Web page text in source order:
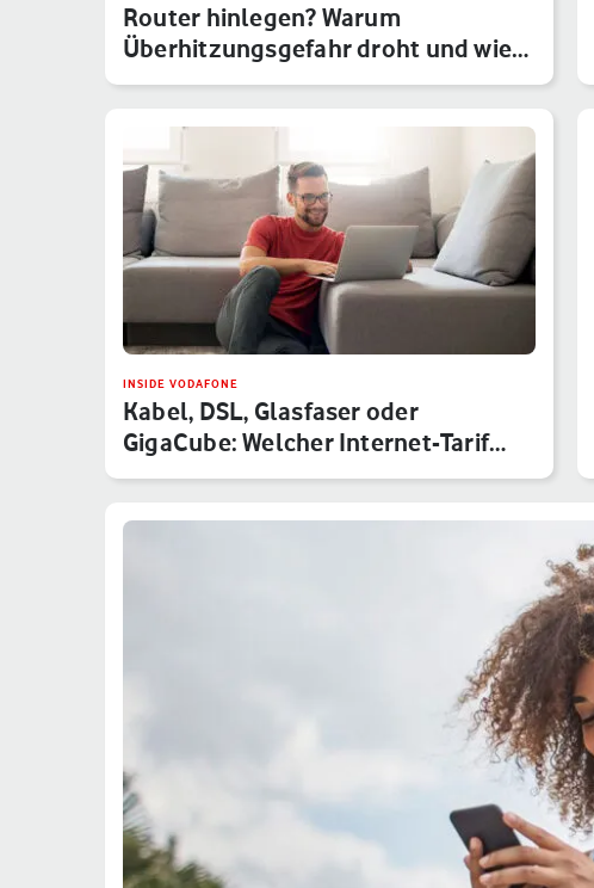
Router hinlegen? Warum
Überhitzungsgefahr droht und wie
Du das um…
INSIDE VODAFONE
Kabel, DSL, Glasfaser oder
GigaCube: Welcher Internet-Tarif
von V…